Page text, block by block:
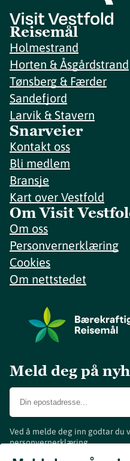
Reisemål
Holmestrand
Horten & Åsgårdstrand
Tønsberg & Færder
Sandefjord
Larvik & Stavern
Snarveier
Kontakt oss
Bli medlem
Bransje
Kart over Vestfold
Om Visit
Om oss
Personvernerklæring
Cookies
Om nettstedet
Meld deg på
Ved å melde deg inn godtar du
personvernerklæring.
www.visitvestfold.com